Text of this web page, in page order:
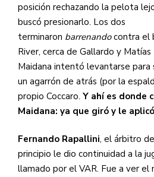
posición rechazando la pelota
buscó presionarlo. Los dos
terminaron barrenandocontra el
River, cerca de Gallardo y Matías
Maidana intentó levantarse para
un agarrón de atrás (por la
propio Coccaro. Y ahí es donde
Maidana: ya que giró y le
Fernando Rapallini, el árbitro
principio le dio continuidad a la
llamado por el VAR. Fue a ver